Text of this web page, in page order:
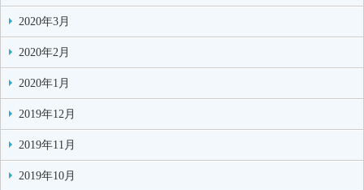
2020年3月
2020年2月
2020年1月
2019年12月
2019年11月
2019年10月